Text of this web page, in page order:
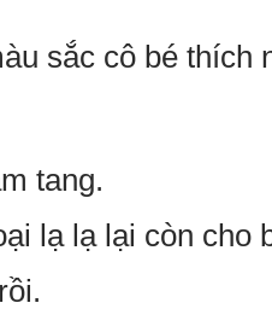
sắc cô bé thích
tang.
lạ lạ lại còn cho